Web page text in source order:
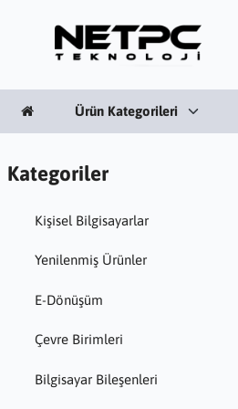
Ürün Kategorileri
Kategoriler
Kişisel Bilgisayarlar
Yenilenmiş Ürünler
E-Dönüşüm
Çevre Birimleri
Bilgisayar Bileşenleri